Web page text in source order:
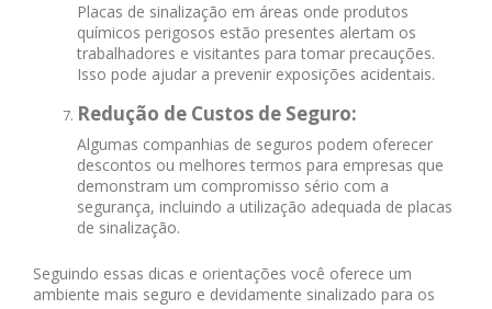
Placas de sinalização em áreas onde produtos
químicos perigosos estão presentes alertam os
trabalhadores e visitantes para tomar precauções.
Isso pode ajudar a prevenir exposições acidentais.
Redução de Custos de Seguro:
Algumas companhias de seguros podem oferecer
descontos ou melhores termos para empresas que
demonstram um compromisso sério com a
segurança, incluindo a utilização adequada de placas
de sinalização.
Seguindo essas dicas e orientações você oferece um
ambiente mais seguro e devidamente sinalizado para os